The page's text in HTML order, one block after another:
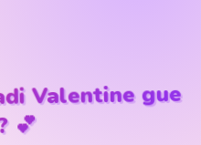
Valentine gue
💕